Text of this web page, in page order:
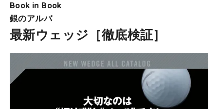
Book in Book
銀のアルバ
最新ウェッジ［徹底検証］